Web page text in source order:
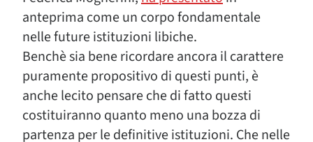
anteprima come un corpo fondamentale
nelle future istituzioni libiche.
Benchè sia bene ricordare ancora il carattere
puramente propositivo di questi punti, è
anche lecito pensare che di fatto questi
costituiranno quanto meno una bozza di
partenza per le definitive istituzioni. Che nelle